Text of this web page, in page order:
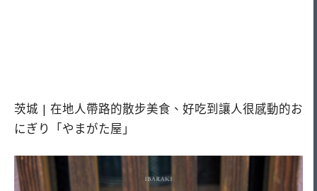
茨城 | 在地人帶路的散步美食、好吃到讓人很感動的お
にぎり「やまがた屋」